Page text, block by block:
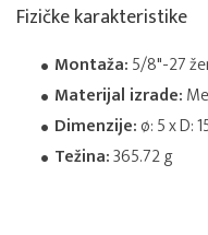
Fizičke karakteristike
Montaža:5/8"-27
Materijal izrade:
Dimenzije:ø: 5 x D:
Težina:365.72 g